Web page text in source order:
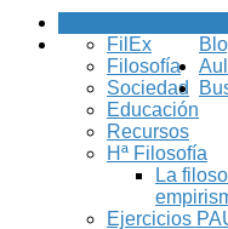
FilEx
Filosofía
Sociedad
Educación
Recursos
Hª Filosofía
La
Ejercicios